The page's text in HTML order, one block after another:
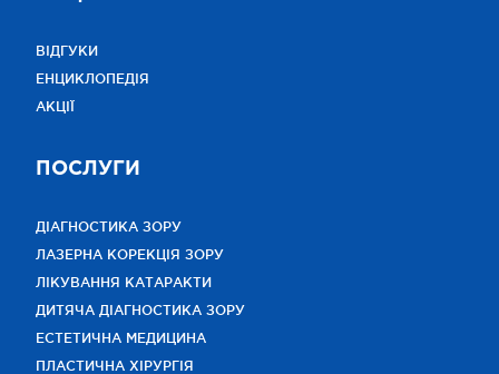
ВІДГУКИ
ЕНЦИКЛОПЕДІЯ
АКЦІЇ
ПОСЛУГИ
ДІАГНОСТИКА ЗОРУ
ЛАЗЕРНА КОРЕКЦІЯ ЗОРУ
ЛІКУВАННЯ КАТАРАКТИ
ДИТЯЧА ДІАГНОСТИКА ЗОРУ
ЕСТЕТИЧНА МЕДИЦИНА
ПЛАСТИЧНА ХІРУРГІЯ